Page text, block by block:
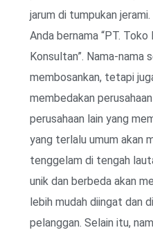
jarum di tumpukan
Anda bernama “PT. Toko
Konsultan”. Nama-nama
membosankan, tetapi
membedakan
perusahaan lain yang
yang terlalu umum akan
tenggelam di tengah
unik dan berbeda akan
lebih mudah diingat dan
pelanggan. Selain itu,